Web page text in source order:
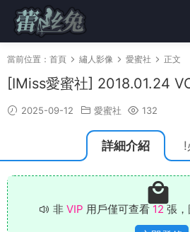
當前位置： 首頁 繡人影像 愛蜜社 正文
[IMiss愛蜜社] 2018.01.24
2025-09-12 愛蜜社 132
詳細介紹 !
非 VIP 用戶僅可查看 12 張